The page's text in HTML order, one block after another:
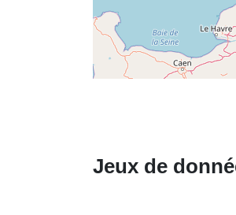
Jeux de